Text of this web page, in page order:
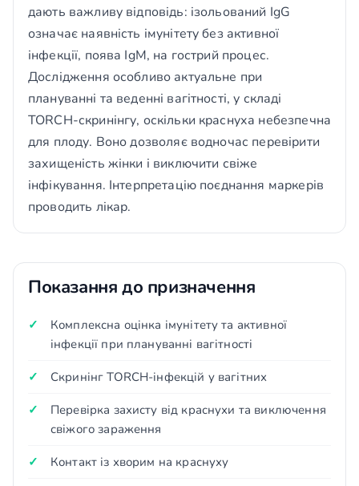
дають важливу відповідь: ізольований IgG
означає наявність імунітету без активної
інфекції, поява IgM, на гострий процес.
Дослідження особливо актуальне при
плануванні та веденні вагітності, у складі
TORCH-скринінгу, оскільки краснуха небезпечна
для плоду. Воно дозволяє водночас перевірити
захищеність жінки і виключити свіже
інфікування. Інтерпретацію поєднання маркерів
проводить лікар.
Показання до призначення
Комплексна оцінка імунітету та активної
інфекції при плануванні вагітності
Скринінг TORCH-інфекцій у вагітних
Перевірка захисту від краснухи та виключення
свіжого зараження
Контакт із хворим на краснуху